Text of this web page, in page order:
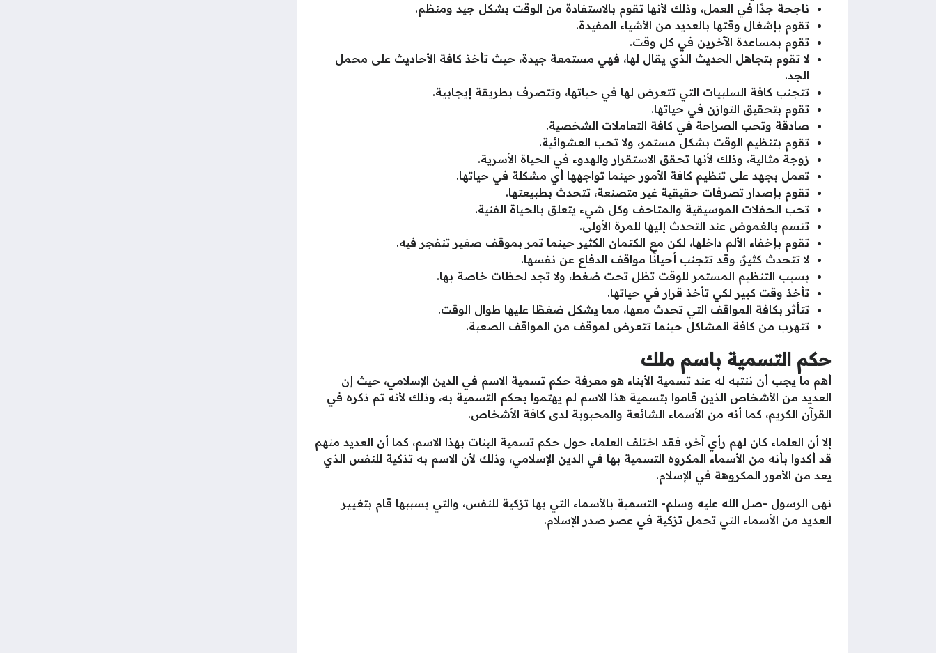
ناجحة جدًا في العمل، وذلك لأنها تقوم بالاستفادة من الوقت بشكل جيد ومنظم.
تقوم بإشغال وقتها بالعديد من الأشياء المفيدة.
تقوم بمساعدة الآخرين في كل وقت.
لا تقوم بتجاهل الحديث الذي يقال لها، فهي مستمعة جيدة، حيث تأخذ كافة الأحاديث على محمل
الجد.
تتجنب كافة السلبيات التي تتعرض لها في حياتها، وتتصرف بطريقة إيجابية.
تقوم بتحقيق التوازن في حياتها.
صادقة وتحب الصراحة في كافة التعاملات الشخصية.
تقوم بتنظيم الوقت بشكل مستمر، ولا تحب العشوائية.
زوجة مثالية، وذلك لأنها تحقق الاستقرار والهدوء في الحياة الأسرية.
تعمل بجهد على تنظيم كافة الأمور حينما تواجهها أي مشكلة في حياتها.
تقوم بإصدار تصرفات حقيقية غير متصنعة، تتحدث بطبيعتها.
تحب الحفلات الموسيقية والمتاحف وكل شيء يتعلق بالحياة الفنية.
تتسم بالغموض عند التحدث إليها للمرة الأولى.
تقوم بإخفاء الألم داخلها، لكن مع الكتمان الكثير حينما تمر بموقف صغير تنفجر فيه.
لا تتحدث كثيرً، وقد تتجنب أحيانًا مواقف الدفاع عن نفسها.
بسبب التنظيم المستمر للوقت تظل تحت ضغط، ولا تجد لحظات خاصة بها.
تأخذ وقت كبير لكي تأخذ قرار في حياتها.
تتأثر بكافة المواقف التي تحدث معها، مما يشكل ضغطًا عليها طوال الوقت.
تتهرب من كافة المشاكل حينما تتعرض لموقف من المواقف الصعبة.
حكم التسمية باسم ملك
أهم ما يجب أن ننتبه له عند تسمية الأبناء هو معرفة حكم تسمية الاسم في الدين الإسلامي، حيث إن
العديد من الأشخاص الذين قاموا بتسمية هذا الاسم لم يهتموا بحكم التسمية به، وذلك لأنه تم ذكره في
القرآن الكريم، كما أنه من الأسماء الشائعة والمحبوبة لدى كافة الأشخاص.
إلا أن العلماء كان لهم رأي آخر، فقد اختلف العلماء حول حكم تسمية البنات بهذا الاسم، كما أن العديد منهم
قد أكدوا بأنه من الأسماء المكروه التسمية بها في الدين الإسلامي، وذلك لأن الاسم به تذكية للنفس الذي
يعد من الأمور المكروهة في الإسلام.
نهى الرسول -صل الله عليه وسلم- التسمية بالأسماء التي بها تزكية للنفس، والتي بسببها قام بتغيير
العديد من الأسماء التي تحمل تزكية في عصر صدر الإسلام.